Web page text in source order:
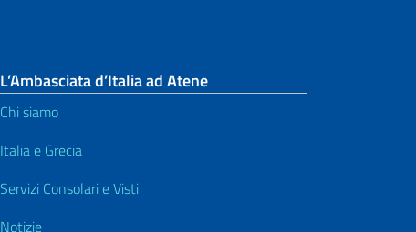
L’Ambasciata d’Italia ad Atene
Chi siamo
Italia e Grecia
Servizi Consolari e Visti
Notizie